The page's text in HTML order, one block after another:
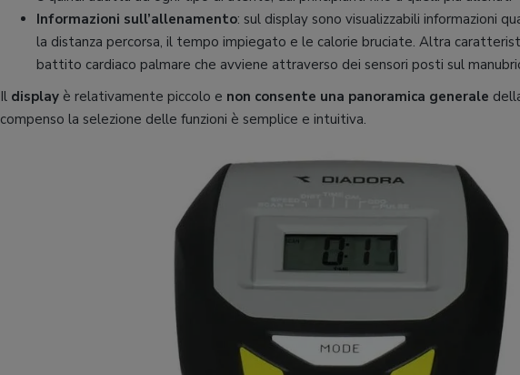
Informazioni sull’allenamento: sul display sono visualizzabili informazioni
la distanza percorsa, il tempo impiegato e le calorie bruciate. Altra
battito cardiaco palmare che avviene attraverso dei sensori posti sul
Il display è relativamente piccolo e non consente una panoramica generale
compenso la selezione delle funzioni è semplice e intuitiva.